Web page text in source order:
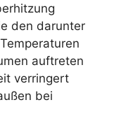
den darunter
auftreten
verringert
bei